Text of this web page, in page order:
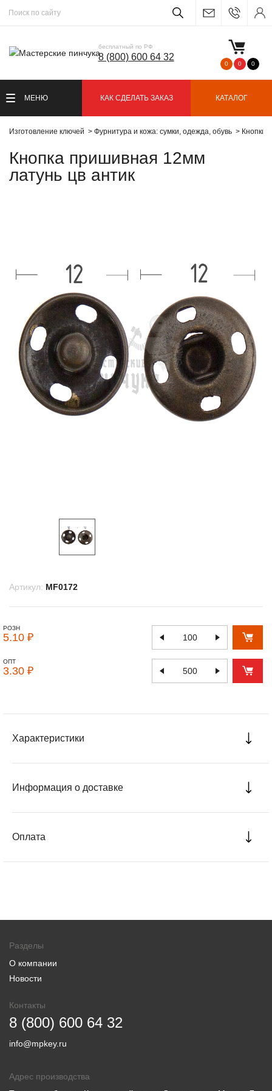
бесплатный по РФ
8 (800) 600 64 32
0 0 0
МЕНЮ КАК СДЕЛАТЬ ЗАКАЗ КАТАЛОГ
Изготовление ключей Фурнитура и кожа: сумки, одежда, обувь Кнопки
Кнопка пришивная 12мм
латунь цв антик
Артикул: MF0172
РОЗН
5.10 ₽
ОПТ
3.30 ₽
Характеристики
Информация о доставке
Оплата
Разделы
О компании
Новости
Контакты
8 (800) 600 64 32
info@mpkey.ru
Адрес производства